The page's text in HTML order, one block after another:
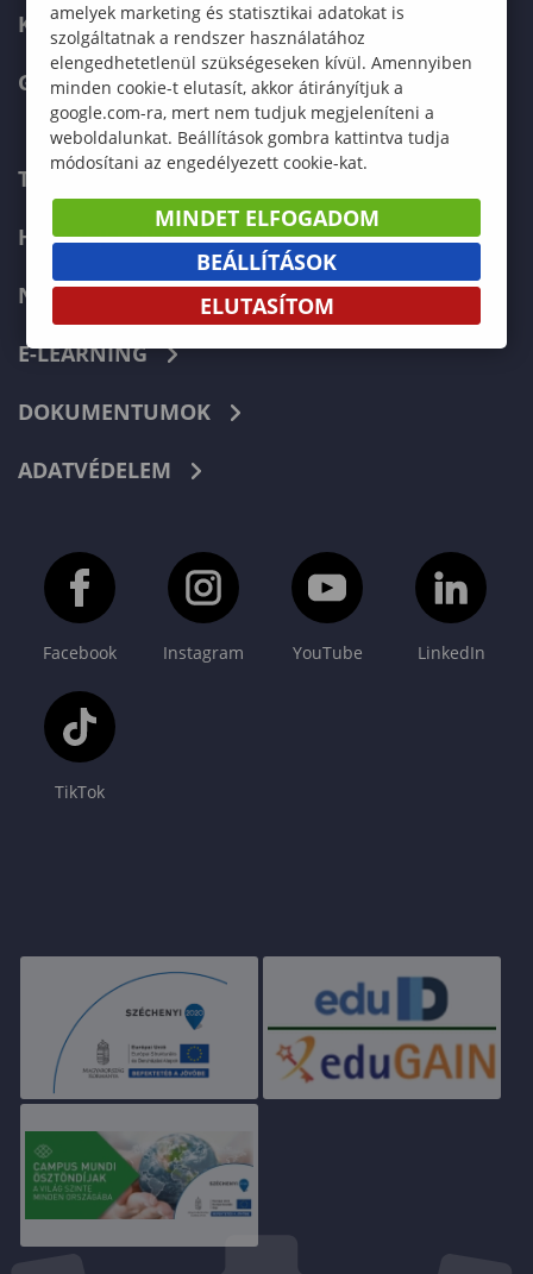
KARRIER
GREEN UNIVERSITY
TELEFONKÖNYV
HIBABEJELENTÉS
NEPTUN
E-LEARNING
DOKUMENTUMOK
ADATVÉDELEM
Facebook Instagram YouTube LinkedIn
TikTok
amelyek marketing és statisztikai adatokat is
szolgáltatnak a rendszer használatához
elengedhetetlenül szükségeseken kívül. Amennyiben
minden cookie-t elutasít, akkor átirányítjuk a
google.com-ra, mert nem tudjuk megjeleníteni a
weboldalunkat. Beállítások gombra kattintva tudja
módosítani az engedélyezett cookie-kat.
MINDET ELFOGADOM
BEÁLLÍTÁSOK
ELUTASÍTOM